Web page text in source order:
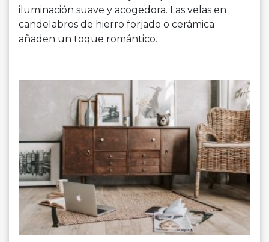
iluminación suave y acogedora. Las velas en
candelabros de hierro forjado o cerámica
añaden un toque romántico.